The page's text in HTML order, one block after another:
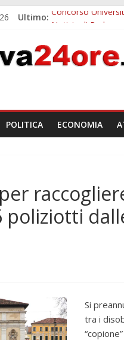
Ultimo: Concorso
Slow Looking
Notizie di Padova
Orto Botanico
POLITICA ECONOMIA
poliziotti
Si
tra i